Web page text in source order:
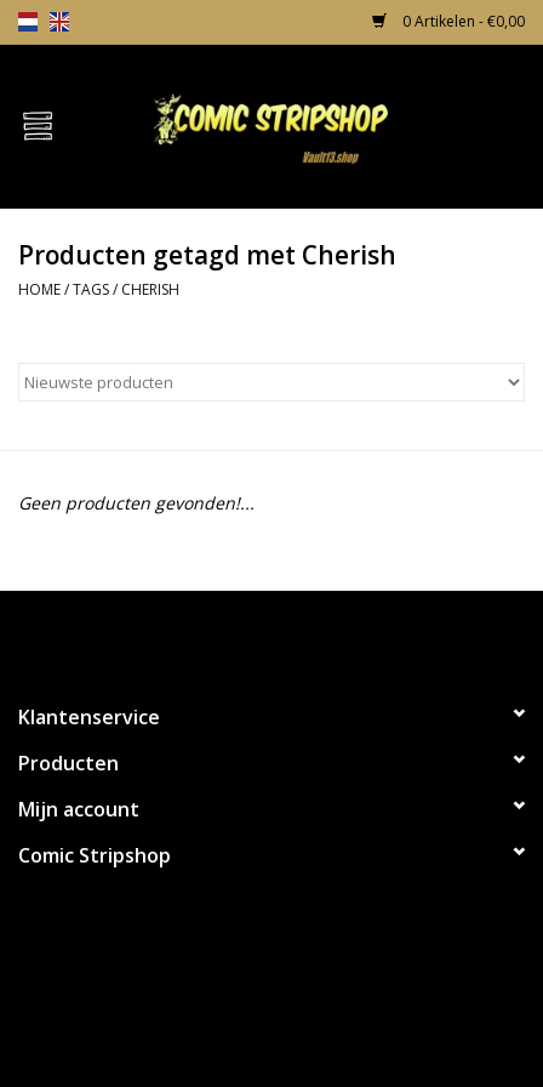
0 Artikelen - €0,00
Home
TPB's
Comic Protection
Producten getagd met Cherish
HOME/TAGS/ CHERISH
Geen producten gevonden!...
Klantenservice
Producten
Mijn account
Comic Stripshop